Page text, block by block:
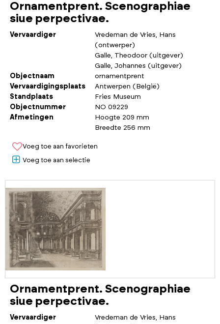
Ornamentprent. Scenographiae
siue perpectivae.
Vervaardiger
Vredeman de Vries, Hans
(ontwerper)
Galle, Theodoor (uitgever)
Galle, Johannes (uitgever)
Objectnaam
ornamentprent
Vervaardigingsplaats
Antwerpen (België)
Standplaats
Fries Museum
Objectnummer
NO 09229
Afmetingen
Hoogte 209 mm
Breedte 256 mm
Voeg toe aan favorieten
Voeg toe aan selectie
Ornamentprent. Scenographiae
siue perpectivae.
Vervaardiger
Vredeman de Vries, Hans